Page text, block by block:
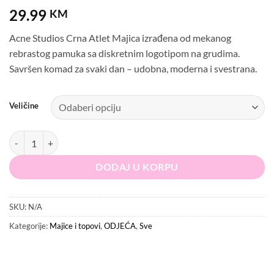
29.99 KM
Acne Studios Crna Atlet Majica izrađena od mekanog
rebrastog pamuka sa diskretnim logotipom na grudima.
Savršen komad za svaki dan – udobna, moderna i svestrana.
Veličine
Acne Studios Crna Atlet Majica količina
DODAJ U KORPU
SKU: N/A
Kategorije: Majice i topovi, ODJEĆA, Sve